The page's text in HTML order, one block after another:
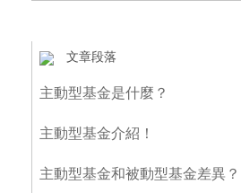
文章段落
主動型基金是什麼？
主動型基金介紹！
主動型基金和被動型基金差異？